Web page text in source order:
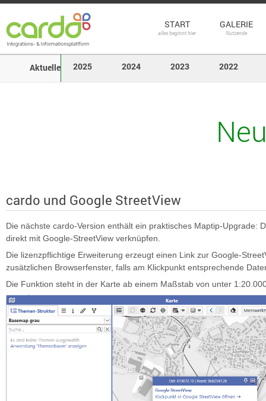
START
alles beginnt hier
GALERIE
Nutzende
Aktuelle 2025 2024 2023 2022
cardo und Google StreetView
Die nächste cardo-Version enthält ein praktisches Maptip-Upgrade:
direkt mit Google-StreetView verknüpfen.
Die lizenzpflichtige Erweiterung erzeugt einen Link zur Google-
zusätzlichen Browserfenster, falls am Klickpunkt entsprechende
Die Funktion steht in der Karte ab einem Maßstab von unter